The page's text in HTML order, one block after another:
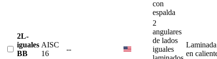
con
espalda
2L-
iguales
BB
AISC
16
--
2
angulares
de lados
iguales
Laminada
en